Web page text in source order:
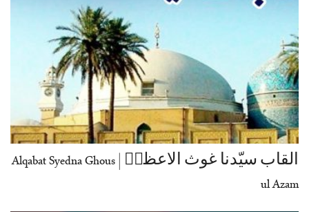
القاب سیّدنا غوث الاعظمؓ | Alqabat Syedna Ghous
ul Azam